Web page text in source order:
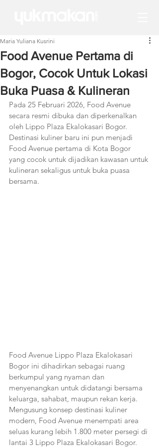
Food Avenue Pertama di
Bogor, Cocok Untuk Lokasi
Buka Puasa & Kulineran
Maria Yuliana Kusrini
Pada 25 Februari 2026, Food Avenue
secara resmi dibuka dan diperkenalkan
oleh Lippo Plaza Ekalokasari Bogor.
Destinasi kuliner baru ini pun menjadi
Food Avenue pertama di Kota Bogor
yang cocok untuk dijadikan kawasan untuk
kulineran sekaligus untuk buka puasa
bersama.
Food Avenue Lippo Plaza Ekalokasari
Bogor ini dihadirkan sebagai ruang
berkumpul yang nyaman dan
menyenangkan untuk didatangi bersama
keluarga, sahabat, maupun rekan kerja.
Mengusung konsep destinasi kuliner
modern, Food Avenue menempati area
seluas kurang lebih 1.800 meter persegi di
lantai 3 Lippo Plaza Ekalokasari Bogor.